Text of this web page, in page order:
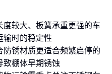
较大、板簧承重更强的车
输时的稳定性
锈材质更适合频繁启停的
致棚体早期锈蚀